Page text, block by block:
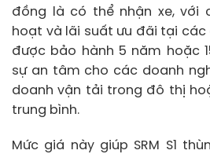
đồng là có thể nhận xe, với
hoạt và lãi suất ưu đãi tại các
được bảo hành 5 năm hoặc
sự an tâm cho các doanh
doanh vận tải trong đô thị
trung bình.
Mức giá này giúp SRM S1